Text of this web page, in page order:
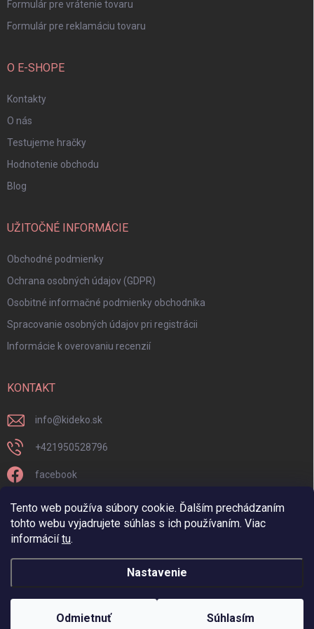
Tento web používa súbory cookie. Ďalším prechádzaním
tohto webu vyjadrujete súhlas s ich používaním. Viac
informáciítu.
Nastavenie
Odmietnuť Súhlasím
Formulár pre vrátenie tovaru
Formulár pre reklamáciu tovaru
O E-SHOPE
Kontakty
O nás
Testujeme hračky
Hodnotenie obchodu
Blog
UŽITOČNÉ INFORMÁCIE
Obchodné podmienky
Ochrana osobných údajov (GDPR)
Osobitné informačné podmienky obchodníka
Spracovanie osobných údajov pri registrácii
Informácie k overovaniu recenzií
KONTAKT
info@kideko.sk
+421950528796
facebook
kideko.sk/
Copyright 2026 . Všetky práva vyhradené.